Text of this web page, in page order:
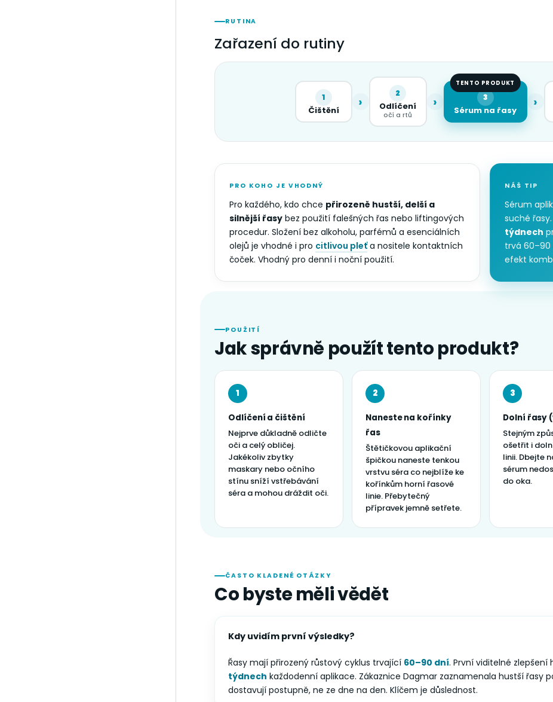
RUTINA
Zařazení do rutiny
1
Čištění ›
2
Odlíčení
očí a rtů
› 3
Sérum na řasy
TENTO PRODUKT
›
PRO KOHO JE VHODNÝ
Pro každého, kdo chce přirozeně hustší, delší a
silnější řasy bez použití falešných řas nebo liftingových
procedur. Složení bez alkoholu, parfémů a esenciálních
olejů je vhodné i pro citlivou pleťa nositele kontaktních
čoček. Vhodný pro denní i noční použití.
NÁŠ TIP
Sérum
suché
týdnech
trvá 60–90
efekt
POUŽITÍ
Jak správně použít tento produkt?
1
Odlíčení a čištění
Nejprve důkladně odličte
oči a celý obličej.
Jakékoliv zbytky
maskary nebo očního
stínu sníží vstřebávání
séra a mohou dráždit oči.
2
Naneste na kořínky
řas
Štětičkovou aplikační
špičkou naneste tenkou
vrstvu séra co nejblíže ke
kořínkům horní řasové
linie. Přebytečný
přípravek jemně setřete.
3
Dolní řasy
Stejným
ošetřit i
linii. Dbejte
sérum
do oka.
ČASTO KLADENÉ OTÁZKY
Co byste měli vědět
Kdy uvidím první výsledky?
Řasy mají přirozený růstový cyklus trvající 60–90 dní. První viditelné
týdnech každodenní aplikace. Zákaznice Dagmar zaznamenala hustší řasy
dostavují postupně, ne ze dne na den. Klíčem je důslednost.